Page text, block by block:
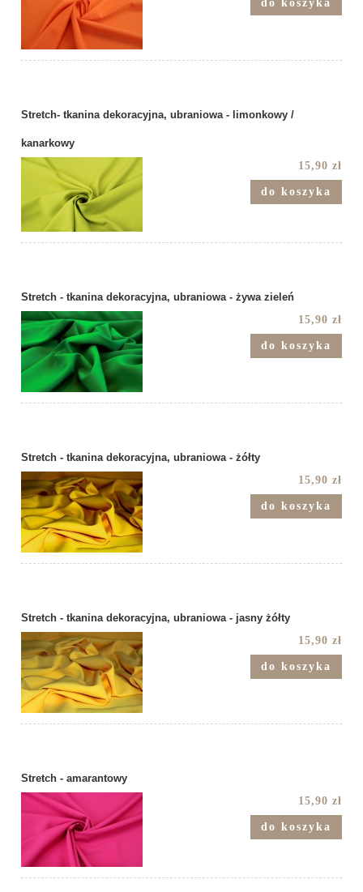
do koszyka
Stretch- tkanina dekoracyjna, ubraniowa - limonkowy /
kanarkowy
15,90 zł
do koszyka
Stretch - tkanina dekoracyjna, ubraniowa - żywa zieleń
15,90 zł
do koszyka
Stretch - tkanina dekoracyjna, ubraniowa - żółty
15,90 zł
do koszyka
Stretch - tkanina dekoracyjna, ubraniowa - jasny żółty
15,90 zł
do koszyka
Stretch - amarantowy
15,90 zł
do koszyka